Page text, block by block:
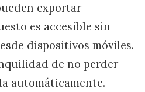
exportar
es accesible sin
dispositivos móviles.
de no perder
automáticamente.